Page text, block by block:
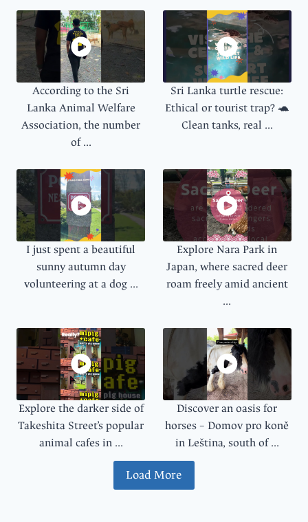
According to the Sri
Lanka Animal Welfare
Association, the number
of ...
Sri Lanka turtle rescue:
Ethical or tourist trap? 🐢
Clean tanks, real ...
I just spent a beautiful
sunny autumn day
volunteering at a dog ...
Explore Nara Park in
Japan, where sacred deer
roam freely amid ancient
...
Explore the darker side of
Takeshita Street’s popular
animal cafes in ...
Discover an oasis for
horses – Domov pro koně
in Leština, south of ...
Load More